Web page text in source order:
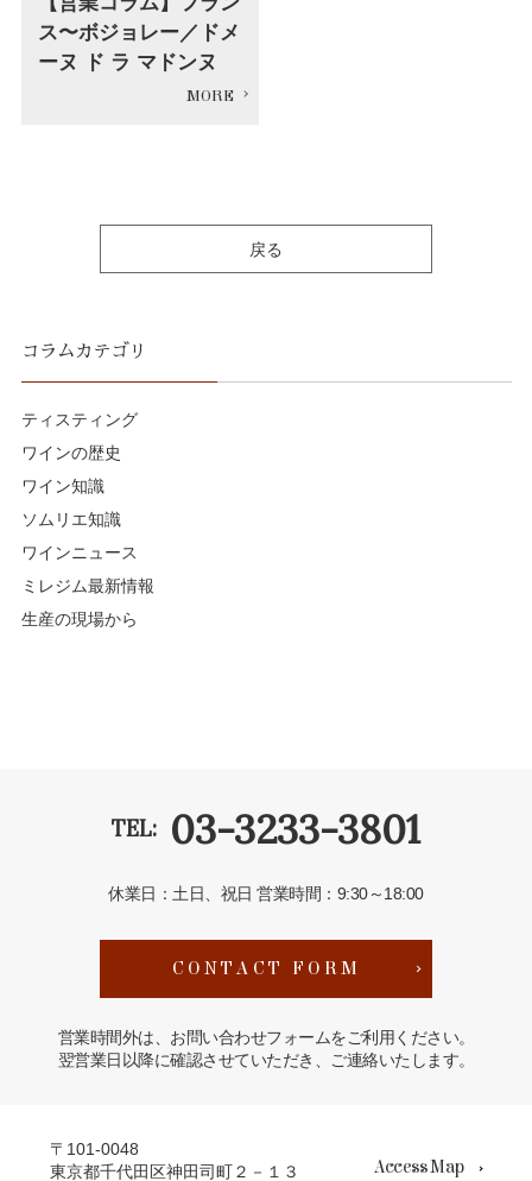
ス〜ボジョレー／ドメ
ーヌ ド ラ マドンヌ
戻る
コラムカテゴリ
ティスティング
ワインの歴史
ワイン知識
ソムリエ知識
ワインニュース
ミレジム最新情報
生産の現場から
TEL: 03-3233-3801
休業日：土日、祝日営業時間：9:30～18:00
CONTACT FORM
営業時間外は、お問い合わせフォームをご利用ください。
翌営業日以降に確認させていただき、ご連絡いたします。
〒101-0048
東京都千代田区神田司町２－１３
Access Map